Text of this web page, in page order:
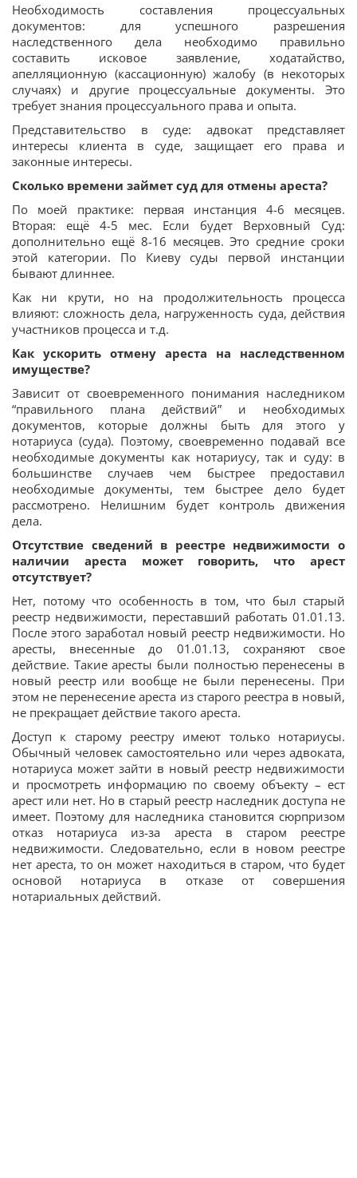
Необходимость составления процессуальных
документов: для успешного разрешения
наследственного дела необходимо правильно
составить исковое заявление, ходатайство,
апелляционную (кассационную) жалобу (в некоторых
случаях) и другие процессуальные документы. Это
требует знания процессуального права и опыта.
Представительство в суде: адвокат представляет
интересы клиента в суде, защищает его права и
законные интересы.
Сколько времени займет суд для отмены ареста?
По моей практике: первая инстанция 4-6 месяцев.
Вторая: ещё 4-5 мес. Если будет Верховный Суд:
дополнительно ещё 8-16 месяцев. Это средние сроки
этой категории. По Киеву суды первой инстанции
бывают длиннее.
Как ни крути, но на продолжительность процесса
влияют: сложность дела, нагруженность суда, действия
участников процесса и т.д.
Как ускорить отмену ареста на наследственном
имуществе?
Зависит от своевременного понимания наследником
“правильного плана действий” и необходимых
документов, которые должны быть для этого у
нотариуса (суда). Поэтому, своевременно подавай все
необходимые документы как нотариусу, так и суду: в
большинстве случаев чем быстрее предоставил
необходимые документы, тем быстрее дело будет
рассмотрено. Нелишним будет контроль движения
дела.
Отсутствие сведений в реестре недвижимости о
наличии ареста может говорить, что арест
отсутствует?
Нет, потому что особенность в том, что был старый
реестр недвижимости, переставший работать 01.01.13.
После этого заработал новый реестр недвижимости. Но
аресты, внесенные до 01.01.13, сохраняют свое
действие. Такие аресты были полностью перенесены в
новый реестр или вообще не были перенесены. При
этом не перенесение ареста из старого реестра в новый,
не прекращает действие такого ареста.
Доступ к старому реестру имеют только нотариусы.
Обычный человек самостоятельно или через адвоката,
нотариуса может зайти в новый реестр недвижимости
и просмотреть информацию по своему объекту – ест
арест или нет. Но в старый реестр наследник доступа не
имеет. Поэтому для наследника становится сюрпризом
отказ нотариуса из-за ареста в старом реестре
недвижимости. Следовательно, если в новом реестре
нет ареста, то он может находиться в старом, что будет
основой нотариуса в отказе от совершения
нотариальных действий.